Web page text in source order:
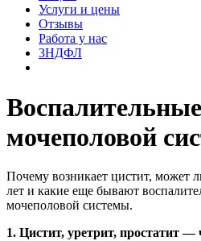
Услуги и цены
Отзывы
Работа у нас
3НДФЛ
мочеполовой
Почему возникает цистит, может
лет и какие еще бывают
мочеполовой системы.
1. Цистит, уретрит, простатит —